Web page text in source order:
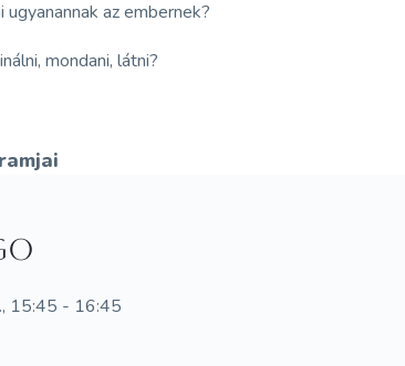
az embernek?
mondani, látni?
15:45 - 16:45